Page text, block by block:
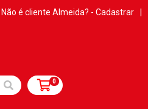
Não é cliente Almeida? - Cadastrar |
0